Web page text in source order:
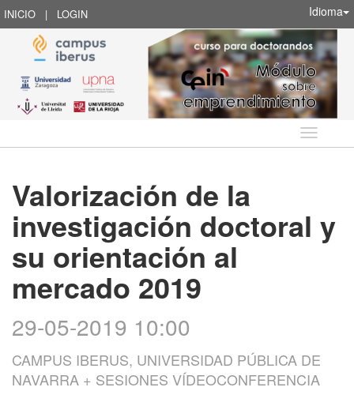
INICIO | LOGIN Idioma
Idioma
Valorización de la
investigación doctoral y
su orientación al
mercado 2019
29-05-2019 10:00
CAMPUS IBERUS, UNIVERSIDAD PÚBLICA DE
NAVARRA + SESIONES VÍDEOCONFERENCIA